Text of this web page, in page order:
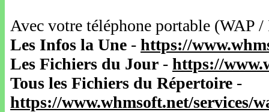
Avec votre téléphone portable
Les Infos la Une - https://
Les Fichiers du Jour - https://
Tous les Fichiers du Répertoire -
https://www.whmsoft.net/services/